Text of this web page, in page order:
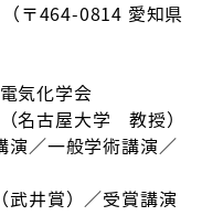
〒464-0814 愛知県
化学会
古屋大学 教授）
般学術講演／
）／受賞講演